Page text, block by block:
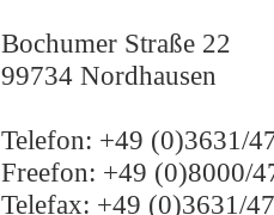
Bochumer Straße 22
99734 Nordhausen
Telefon: +49 (0)3631/
Freefon: +49 (0)8000/
Telefax: +49 (0)3631/